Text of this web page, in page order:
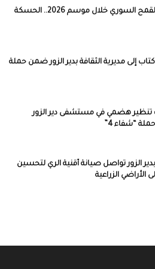
قفزة في إنتاج القمح السوري خلال موسم 2026.. الحسكة
آلاف كتاب إلى مديرية الثقافة بدير الزور ضمن حملة
تنظير هضمي في مستشفى دير الزور
“شفاء 4”
بدير الزور تواصل صيانة أقنية الري لتحسين
الأراضي الزراعية